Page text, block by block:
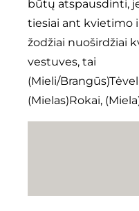
būtų atspausdinti,
tiesiai ant kvietimo
žodžiai nuoširdžiai
vestuves, tai
(Mieli/
(Mielas)Rokai,